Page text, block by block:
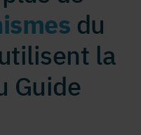
du
la
Guide